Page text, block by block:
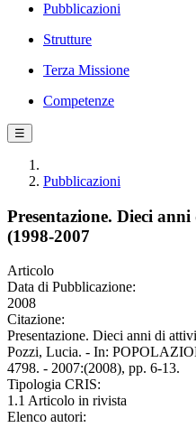
Pubblicazioni
Strutture
Terza Missione
Competenze
☰
Pubblicazioni
Presentazione. Dieci
(1998-2007
Articolo
Data di Pubblicazione:
2008
Citazione:
Presentazione. Dieci anni di
Pozzi, Lucia. - In:
4798. - 2007:(2008), pp. 6-13.
Tipologia CRIS:
1.1 Articolo in rivista
Elenco autori: